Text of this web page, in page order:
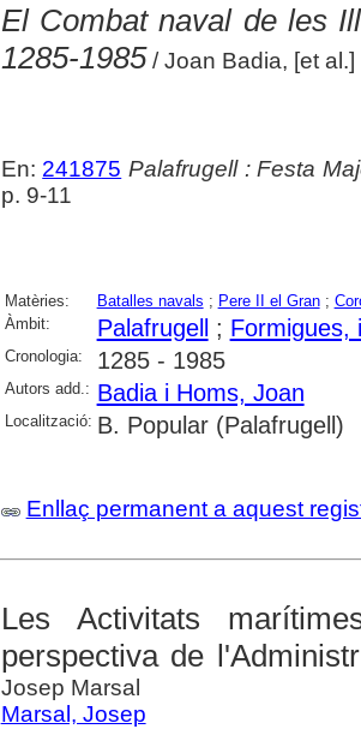
El Combat naval de les
1285-1985/ Joan Badia, [et al.]
En: 241875 Palafrugell : Festa
p. 9-11
Matèries: Batalles navals ; Pere II el Gran;
Àmbit:
Palafrugell; Formigues,
Cronologia: 1285 - 1985
Autors add.: Badia i Homs, Joan
Localització: B. Popular (Palafrugell)
Enllaç permanent a aquest
Les Activitats
perspectiva de
Josep Marsal
Marsal, Josep